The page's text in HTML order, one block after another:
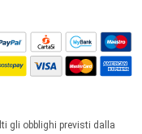
gli obblighi previsti dalla